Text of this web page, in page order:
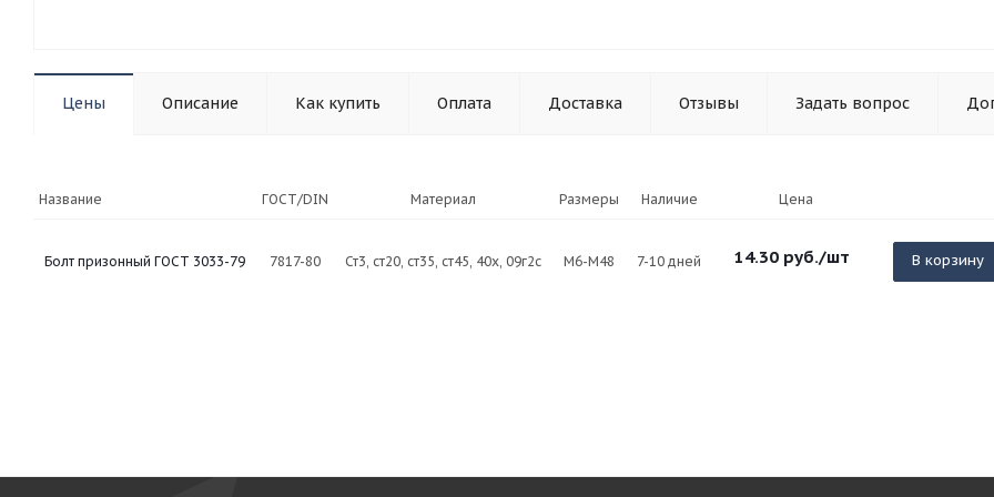
Цены Описание Как купить Оплата Доставка Отзывы Задать вопрос
Название ГОСТ/DIN Материал Размеры Наличие Цена
Болт призонный ГОСТ 3033-79 7817-80 Ст3, ст20, ст35, ст45, 40х, 09г2с М6-М48 7-10 дней 14.30руб./шт В корзину